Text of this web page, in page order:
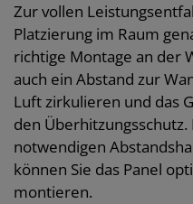
Zur vollen
Platzierung im Raum
richtige Montage an der
auch ein Abstand zur
Luft zirkulieren und das
den
notwendigen
können Sie das Panel
montieren.